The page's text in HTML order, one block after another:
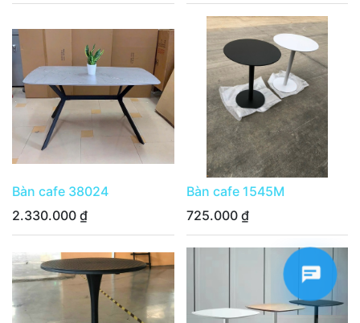
Bàn cafe 38024
2.330.000 ₫
Bàn cafe 1545M
725.000₫